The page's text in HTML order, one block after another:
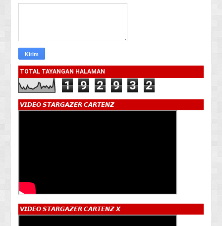
TOTAL TAYANGAN HALAMAN
1 9 2 9 3 2
𝙑𝙄𝘿𝙀𝙊 𝙎𝙏𝘼𝙍𝙂𝘼𝙕𝙀𝙍 𝘾𝘼𝙍𝙏𝙀𝙉𝙕
𝙑𝙄𝘿𝙀𝙊 𝙎𝙏𝘼𝙍𝙂𝘼𝙕𝙀𝙍 𝘾𝘼𝙍𝙏𝙀𝙉𝙕 𝙓